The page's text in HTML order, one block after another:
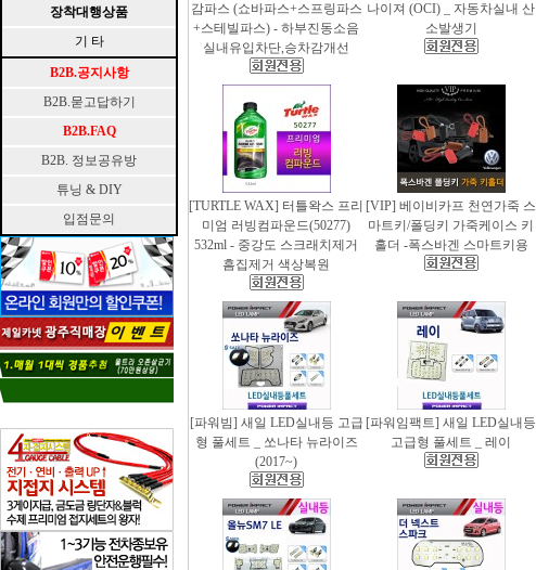
장착대행상품
기 타
B2B.공지사항
B2B.묻고답하기
B2B.FAQ
B2B. 정보공유방
튜닝 & DIY
입점문의
감파스 (쇼바파스+스프링파스
+스테빌파스) - 하부진동소음
실내유입차단,승차감개선
나이져 (OCI) _ 자동차실내 산
소발생기
[TURTLE WAX] 터틀왁스 프리
미엄 러빙컴파운드(50277)
532ml - 중강도 스크래치제거
흠집제거 색상복원
[VIP] 베이비카프 천연가죽 스
마트키/폴딩키 가죽케이스 키
홀더 -폭스바겐 스마트키용
[파워빔] 새일 LED실내등 고급
형 풀세트 _ 쏘나타 뉴라이즈
(2017~)
[파워임팩트] 새일 LED실내등
고급형 풀세트 _ 레이